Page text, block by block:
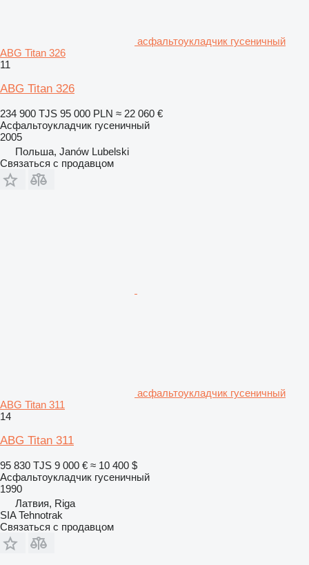
асфальтоукладчик гусеничный
ABG Titan 326
11
ABG Titan 326
234 900 TJS 95 000 PLN ≈ 22 060 €
Асфальтоукладчик гусеничный
2005
Польша, Janów Lubelski
Связаться с продавцом
асфальтоукладчик гусеничный
ABG Titan 311
14
ABG Titan 311
95 830 TJS 9 000 € ≈ 10 400 $
Асфальтоукладчик гусеничный
1990
Латвия, Riga
SIA Tehnotrak
Связаться с продавцом